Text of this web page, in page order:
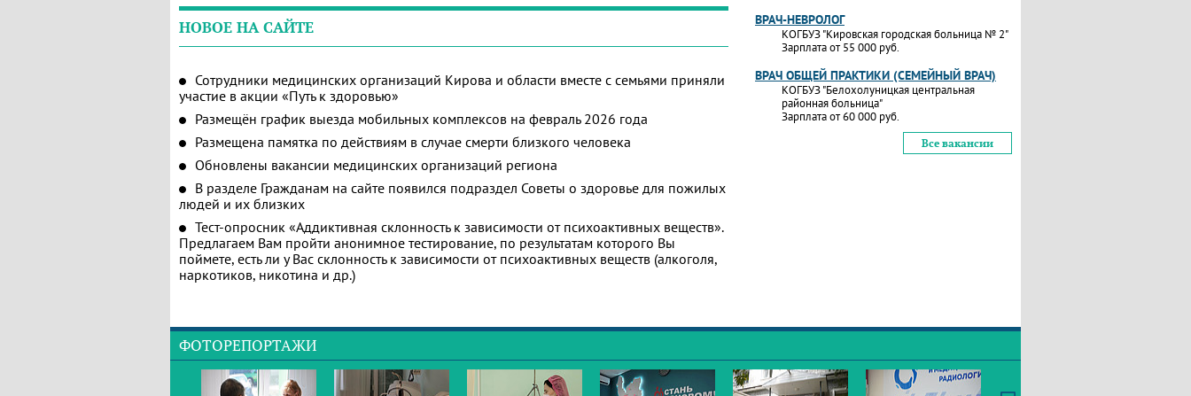
НОВОЕ НА САЙТЕ
Сотрудники медицинских организаций Кирова и области вместе с семьями приняли
участие в акции «Путь к здоровью»
Размещён график выезда мобильных комплексов на февраль 2026 года
Размещена памятка по действиям в случае смерти близкого человека
Обновлены вакансии медицинских организаций региона
В разделе Гражданам на сайте появился подраздел Советы о здоровье для пожилых
людей и их близких
Тест-опросник «Аддиктивная склонность к зависимости от психоактивных веществ».
Предлагаем Вам пройти анонимное тестирование, по результатам которого Вы
поймете, есть ли у Вас склонность к зависимости от психоактивных веществ (алкоголя,
наркотиков, никотина и др.)
ВРАЧ-НЕВРОЛОГ
КОГБУЗ "Кировская городская больница № 2"
Зарплата от 55 000 руб.
ВРАЧ ОБЩЕЙ ПРАКТИКИ (СЕМЕЙНЫЙ ВРАЧ)
КОГБУЗ "Белохолуницкая центральная
районная больница"
Зарплата от 60 000 руб.
Все вакансии
ФОТОРЕПОРТАЖИ